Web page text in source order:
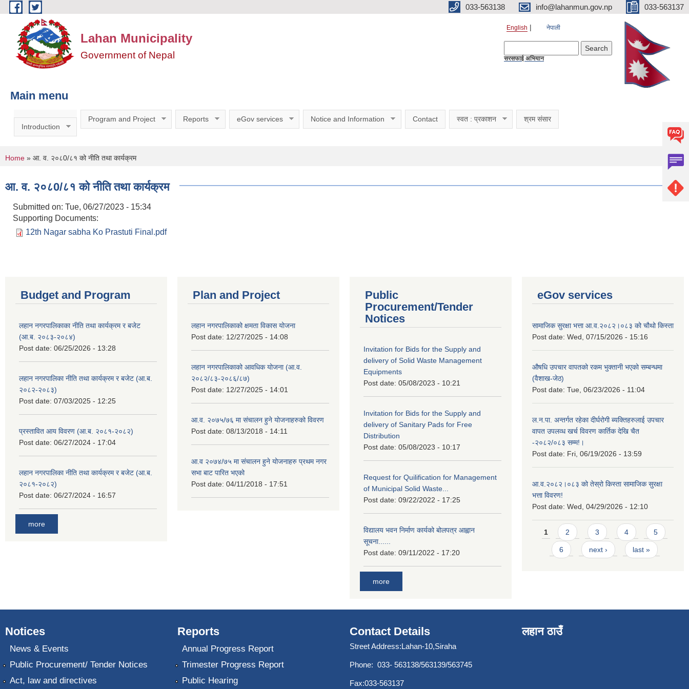
Skip to main content 033-563138 info@lahanmun.gov.np 033-563137
Lahan Municipality
Government of Nepal
English नेपाली
सरसफाई अभियान
Main menu
Introduction
Program and Project Reports eGov services Notice and Information Contact स्वत : प्रकाशन श्रम संसार
You are here
Home » आ. व. २०८0/८१ को नीति तथा कार्यक्रम
आ. व. २०८0/८१ को नीति तथा कार्यक्रम
Submitted on: Tue, 06/27/2023 - 15:34
Supporting Documents:
12th Nagar sabha Ko Prastuti Final.pdf
Budget and Program
लहान नगरपालिकाका नीति तथा कार्यक्रम र बजेट
(आ.ब. २०८३-२०८४)
Post date: 06/25/2026 - 13:28
लहान नगरपालिका नीति तथा कार्यक्रम र बजेट (आ.ब.
२०८२-२०८३)
Post date: 07/03/2025 - 12:25
प्रस्तावित आय विवरण (आ.ब. २०८१-२०८२)
Post date: 06/27/2024 - 17:04
लहान नगरपालिका नीति तथा कार्यक्रम र बजेट (आ.ब.
२०८१-२०८२)
Post date: 06/27/2024 - 16:57
more
Plan and Project
लहान नगरपालिकाको क्षमता विकास योजना
Post date: 12/27/2025 - 14:08
लहान नगरपालिकाको आवधिक योजना (आ.व.
२०८२/८३-२०८६/८७)
Post date: 12/27/2025 - 14:01
आ.व. २०७५/७६ मा संचालन हुने योजनाहरुको विवरण
Post date: 08/13/2018 - 14:11
आ.व २०७४/७५ मा संचालन हुने योजनाहरु प्रथम नगर
सभा बाट पारित भएको
Post date: 04/11/2018 - 17:51
Public
Procurement/Tender
Notices
Invitation for Bids for the Supply and
delivery of Solid Waste Management
Equipments
Post date: 05/08/2023 - 10:21
Invitation for Bids for the Supply and
delivery of Sanitary Pads for Free
Distribution
Post date: 05/08/2023 - 10:17
Request for Quilification for Management
of Municipal Solid Waste...
Post date: 09/22/2022 - 17:25
विद्यालय भवन निर्माण कार्यको बोलपत्र आह्वान
सूचना......
Post date: 09/11/2022 - 17:20
more
eGov services
सामाजिक सुरक्षा भत्ता आ.व.२०८२।०८३ को चौथो किस्ता
Post date: Wed, 07/15/2026 - 15:16
औषधि उपचार वापतको रकम भुक्तानी भएको सम्बन्धमा
(वैशाख-जेठ)
Post date: Tue, 06/23/2026 - 11:04
ल.न.पा. अन्तर्गत रहेका दीर्घरोगी ब्यक्तिहरुलाई उपचार
वापत उपलव्ध खर्च विवरण कार्तिक देखि चैत
-२०८२/०८३ सम्म!।
Post date: Fri, 06/19/2026 - 13:59
आ.व.२०८२।०८३ को तेस्रो किस्ता सामाजिक सुरक्षा
भत्ता विवरण!
Post date: Wed, 04/29/2026 - 12:10
Pages
1 2 3 4 5
6 next › last »
Notices
News & Events
Public Procurement/ Tender Notices
Act, law and directives
Reports
Annual Progress Report
Trimester Progress Report
Public Hearing
Contact Details
Street Address:Lahan-10,Siraha
Phone: 033- 563138/563139/563745
Fax:033-563137
लहान ठाउँ